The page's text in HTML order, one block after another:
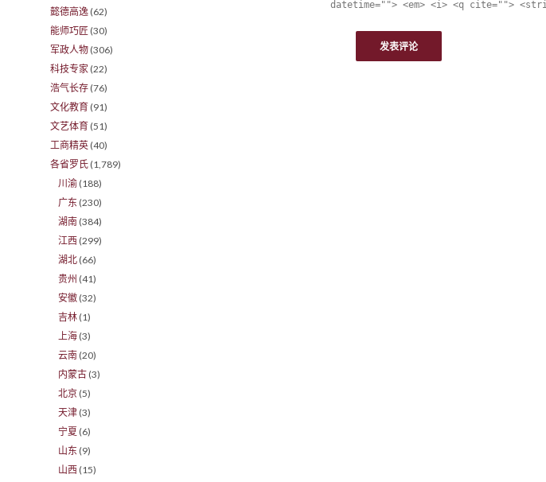
datetime=""> <em> <i> <q cite="">
懿德高逸 (62)
能师巧匠 (30)
军政人物 (306)
科技专家 (22)
浩气长存 (76)
文化教育 (91)
文艺体育 (51)
工商精英 (40)
各省罗氏 (1,789)
川渝 (188)
广东 (230)
湖南 (384)
江西 (299)
湖北 (66)
贵州 (41)
安徽 (32)
吉林 (1)
上海 (3)
云南 (20)
内蒙古 (3)
北京 (5)
天津 (3)
宁夏 (6)
山东 (9)
山西 (15)